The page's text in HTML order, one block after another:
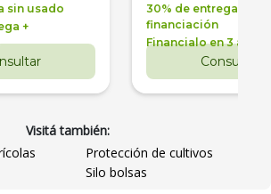
sin usado
+
30% de entrega +
financiación
Financialo en 3 años
Consultar
Visitá también:
Protección de cultivos
Silo bolsas